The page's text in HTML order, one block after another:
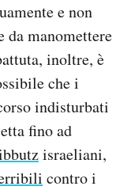
e non
da manomettere
inoltre, è
che i
indisturbati
fino ad
israeliani,
contro i